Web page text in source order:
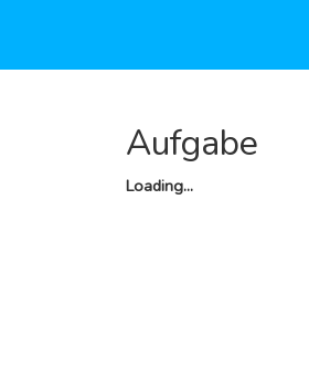
Aufgabe